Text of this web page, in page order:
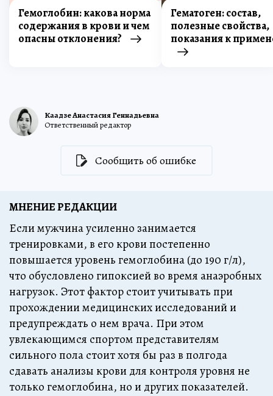
Гемоглобин: какова норма
содержания в крови и чем
опасны отклонения?
Гематоген: состав,
полезные свойства,
показания к
Каадзе Анастасия Геннадьевна
Ответственный редактор
Сообщить об ошибке
МНЕНИЕ РЕДАКЦИИ
Если мужчина усиленно занимается
тренировками, в его крови постепенно
повышается уровень гемоглобина (до 190 г/л),
что обусловлено гипоксией во время анаэробных
нагрузок. Этот фактор стоит учитывать при
прохождении медицинских исследований и
предупреждать о нем врача. При этом
увлекающимся спортом представителям
сильного пола стоит хотя бы раз в полгода
сдавать анализы крови для контроля уровня не
только гемоглобина, но и других показателей.